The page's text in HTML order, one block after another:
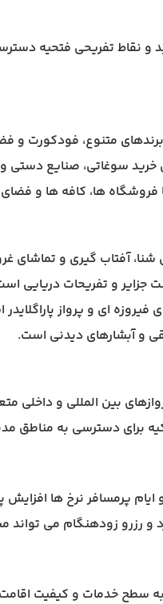
نقاط تفریحی فتحیه
پرمسافر نرخ ها
و رزرو زودهنگام می
خدمات و کیفیت